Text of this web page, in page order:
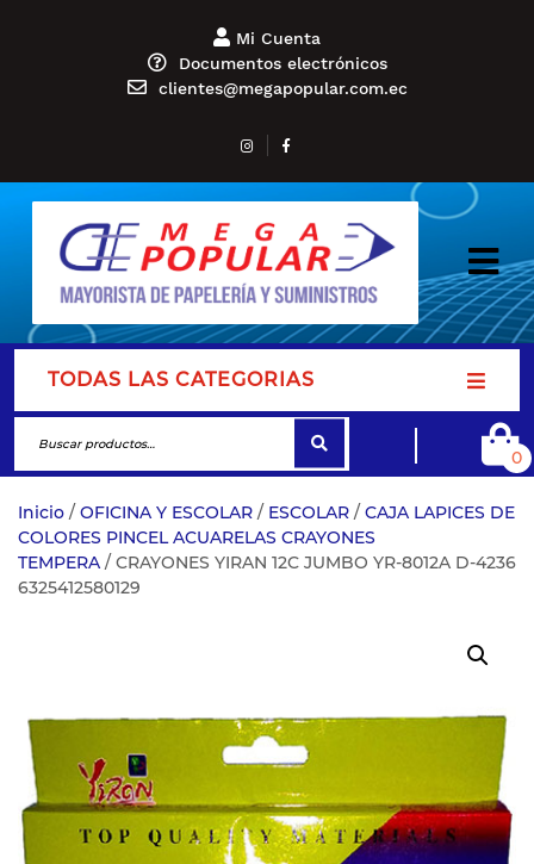
Mi Cuenta
Documentos electrónicos
clientes@megapopular.com.ec
TODAS LAS CATEGORIAS
0
Inicio / OFICINA Y ESCOLAR / ESCOLAR / CAJA LAPICES DE
COLORES PINCEL ACUARELAS CRAYONES
TEMPERA / CRAYONES YIRAN 12C JUMBO YR-8012A D-4236
6325412580129